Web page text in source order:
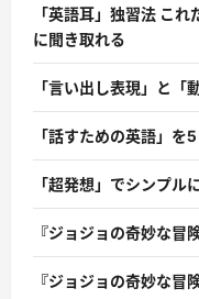
「英語耳」独習法 こ
に聞き取れる
「言い出し表現」と「
「話すための英語」を
「超発想」でシンプル
『ジョジョの奇妙な冒
『ジョジョの奇妙な冒